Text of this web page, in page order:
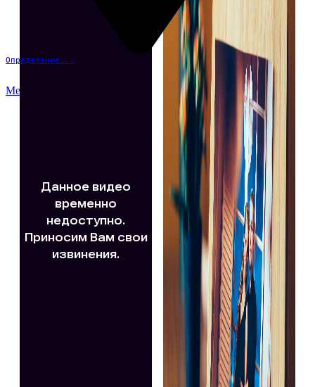
Определение...
Меню